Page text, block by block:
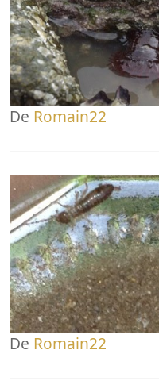
De Romain22
De Romain22